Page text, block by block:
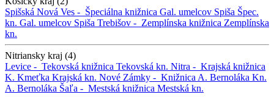
Spišská Nová Ves - Špeciálna knižnica Gal. umelcov Spiša Špec.
kn. Gal. umelcov Spiša Trebišov - Zemplínska knižnica Zemplínska
kn.
Nitriansky kraj (4)
Levice - Tekovská knižnica Tekovská kn. Nitra - Krajská knižnica
K. Kmeťka Krajská kn. Nové Zámky - Knižnica A. Bernoláka Kn.
A. Bernoláka Šaľa - Mestská knižnica Mestská kn.